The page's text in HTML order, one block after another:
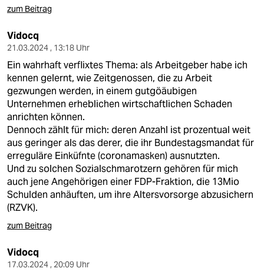
zum Beitrag
Vidocq
21.03.2024 , 13:18 Uhr
Ein wahrhaft verflixtes Thema: als Arbeitgeber habe ich
kennen gelernt, wie Zeitgenossen, die zu Arbeit
gezwungen werden, in einem gutgöäubigen
Unternehmen erheblichen wirtschaftlichen Schaden
anrichten können.
Dennoch zählt für mich: deren Anzahl ist prozentual weit
aus geringer als das derer, die ihr Bundestagsmandat für
erreguläre Einküfnte (coronamasken) ausnutzten.
Und zu solchen Sozialschmarotzern gehören für mich
auch jene Angehörigen einer FDP-Fraktion, die 13Mio
Schulden anhäuften, um ihre Altersvorsorge abzusichern
(RZVK).
zum Beitrag
Vidocq
17.03.2024 , 20:09 Uhr